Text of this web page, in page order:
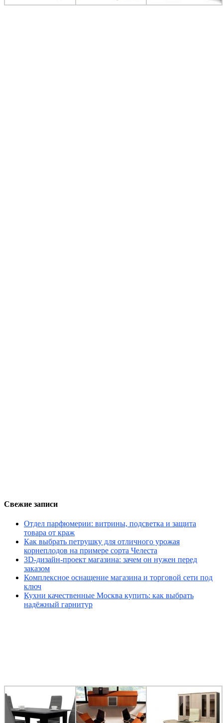
Свежие записи
Отдел парфюмерии: витрины, подсветка и защита
товара от краж
Как выбрать петрушку для отличного урожая
корнеплодов на примере сорта Челеста
3D-дизайн-проект магазина: зачем он нужен перед
заказом
Комплексное оснащение магазина и торговой сети под
ключ
Кухни качественные Москва купить: как выбрать
надёжный гарнитур